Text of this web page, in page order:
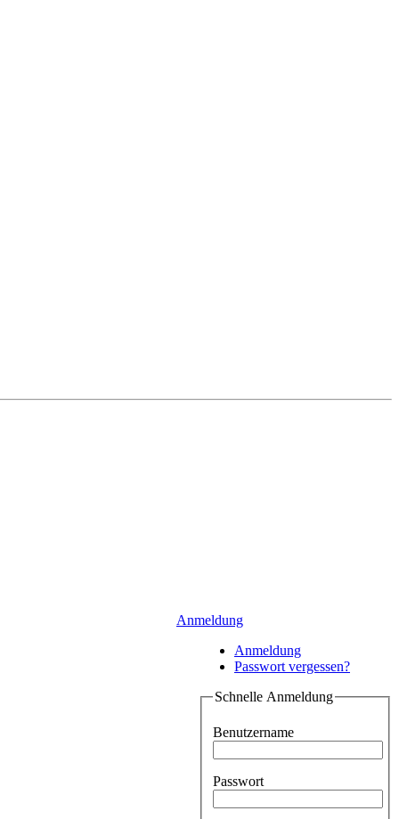
Anmeldung
Anmeldung
Passwort vergessen?
Schnelle Anmeldung
Benutzername
Passwort